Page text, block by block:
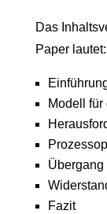
Das
Paper lautet:
Modell
Fazit